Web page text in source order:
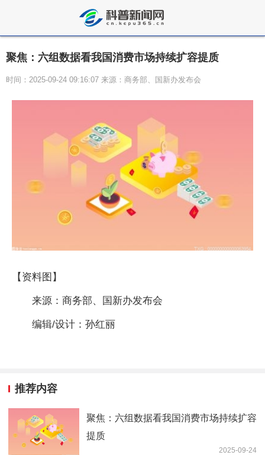
聚焦：六组数据看我国消费市场持续扩容提质
时间：2025-09-24 09:16:07 来源：商务部、国新办发布会
【资料图】
来源：商务部、国新办发布会
编辑/设计：孙红丽
推荐内容
聚焦：六组数据看我国消费市场持续扩容
提质
2025-09-24